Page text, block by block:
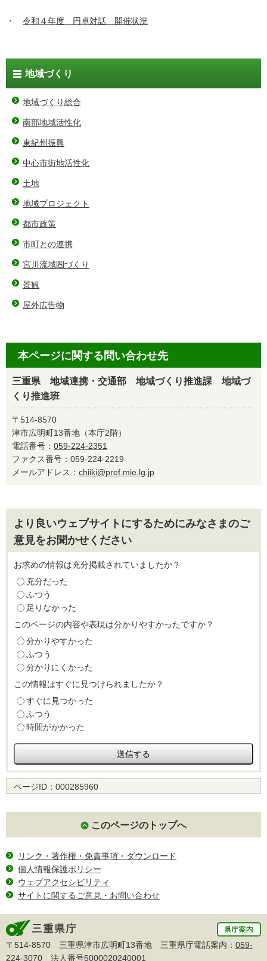
・ 令和４年度 円卓対話 開催状況
地域づくり
地域づくり総合
南部地域活性化
東紀州振興
中心市街地活性化
土地
地域プロジェクト
都市政策
市町との連携
宮川流域圏づくり
景観
屋外広告物
本ページに関する問い合わせ先
三重県 地域連携・交通部 地域づくり推進課 地域づ
くり推進班
〒514-8570
津市広明町13番地（本庁2階）
電話番号： 059-224-2351
ファクス番号：059-224-2219
メールアドレス： chiiki@pref.mie.lg.jp
より良いウェブサイトにするためにみなさまのご
意見をお聞かせください
お求めの情報は充分掲載されていましたか？
充分だった
ふつう
足りなかった
このページの内容や表現は分かりやすかったですか？
分かりやすかった
ふつう
分かりにくかった
この情報はすぐに見つけられましたか？
すぐに見つかった
ふつう
時間がかかった
ページID： 000285960
このページのトップへ
リンク・著作権・免責事項・ダウンロード
個人情報保護ポリシー
ウェブアクセシビリティ
サイトに関するご意見・お問い合わせ
〒514-8570 三重県津市広明町13番地 三重県庁電話案内： 059-
224-3070 法人番号5000020240001